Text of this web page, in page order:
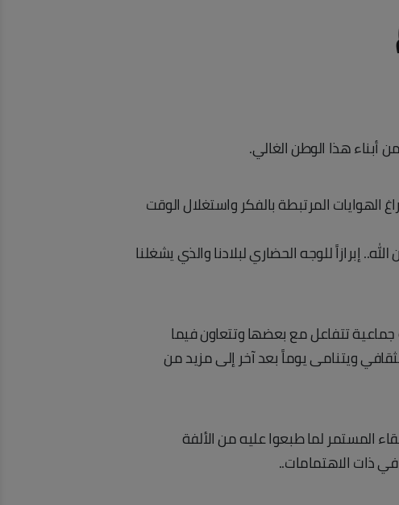
أبناء هذا الوطن الغالي.
الهوايات المرتبطة بالفكر واستغلال الوقت
إبرازاً للوجه الحضاري لبلادنا والذي يشغلنا
تتفاعل مع بعضها وتتعاون فيما
ويتنامى يوماً بعد آخر إلى مزيد من
المستمر لما طبعوا عليه من الألفة
ذات الاهتمامات..